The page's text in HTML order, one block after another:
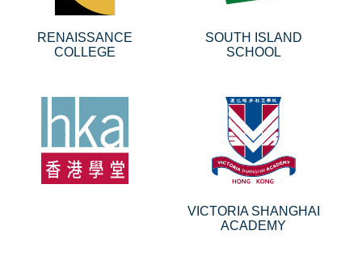
RENAISSANCE
COLLEGE
SOUTH ISLAND
SCHOOL
VICTORIA SHANGHAI
ACADEMY